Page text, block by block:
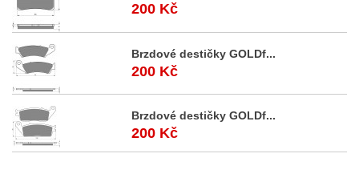
200 Kč
Brzdové destičky GOLDf...
200 Kč
Brzdové destičky GOLDf...
200 Kč